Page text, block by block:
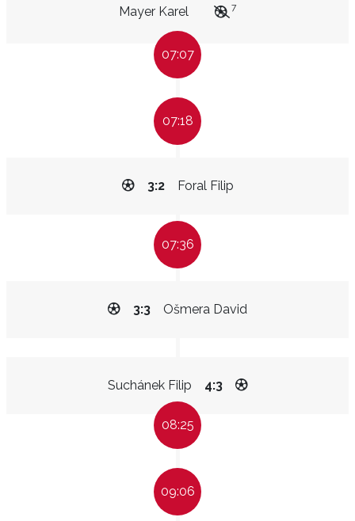
Mayer Karel 7
07:07
07:18
Foral Filip
3:2
07:36
Ošmera David
3:3
Suchánek Filip 4:3
08:25
09:06